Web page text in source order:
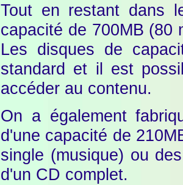
Tout en restant dans
capacité de 700MB (80
Les disques de
standard et il est
accéder au contenu.
On a également
d'une capacité de
single (musique) ou
d'un CD complet.